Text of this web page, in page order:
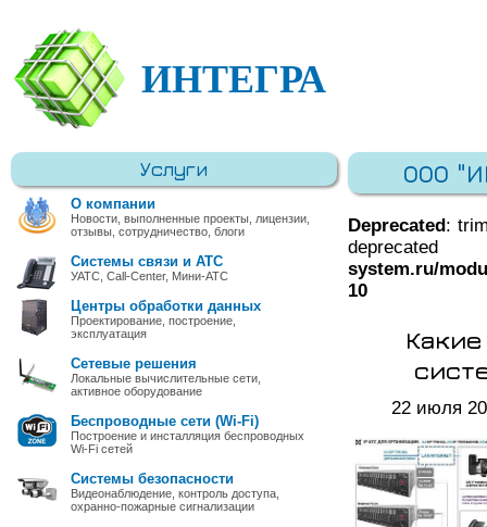
ИНТЕГРА
Услуги
О компании
Новости, выполненные проекты, лицензии,
отзывы, сотрудничество, блоги
Системы связи и АТС
УАТС, Call-Center, Мини-АТС
Центры обработки данных
Проектирование, построение,
эксплуатация
Сетевые решения
Локальные вычислительные сети,
активное оборудование
Беспроводные сети (Wi-Fi)
Построение и инсталляция беспроводных
Wi-Fi сетей
Системы безопасности
Видеонаблюдение, контроль доступа,
охранно-пожарные сигнализации
ООО
Deprecated:
system.ru/
10
22 июля